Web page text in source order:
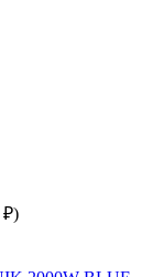
₽)